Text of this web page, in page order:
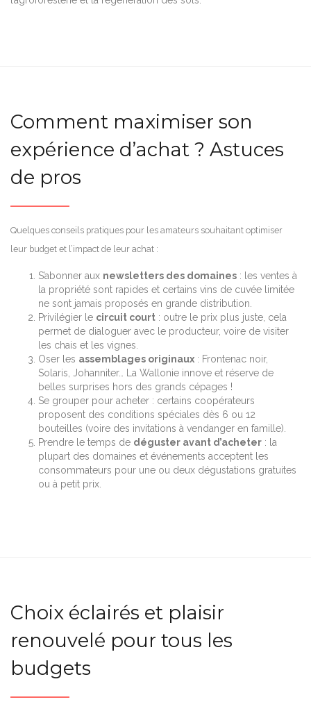
Comment maximiser son
expérience d’achat ? Astuces
de pros
Quelques conseils pratiques pour les amateurs souhaitant optimiser
leur budget et l’impact de leur achat :
S’abonner aux newsletters des domaines : les ventes à
la propriété sont rapides et certains vins de cuvée limitée
ne sont jamais proposés en grande distribution.
Privilégier le circuit court : outre le prix plus juste, cela
permet de dialoguer avec le producteur, voire de visiter
les chais et les vignes.
Oser les assemblages originaux : Frontenac noir,
Solaris, Johanniter… La Wallonie innove et réserve de
belles surprises hors des grands cépages !
Se grouper pour acheter : certains coopérateurs
proposent des conditions spéciales dès 6 ou 12
bouteilles (voire des invitations à vendanger en famille).
Prendre le temps de déguster avant d’acheter : la
plupart des domaines et événements acceptent les
consommateurs pour une ou deux dégustations gratuites
ou à petit prix.
Choix éclairés et plaisir
renouvelé pour tous les
budgets